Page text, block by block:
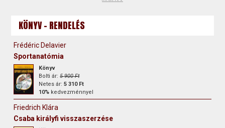
KÖNYV - RENDELÉS
Frédéric Delavier
Sportanatómia
Könyv
Bolti ár:5 900 Ft
Netes ár:5 310 Ft
10% kedvezménnyel
Friedrich Klára
Csaba királyfi visszaszerzése